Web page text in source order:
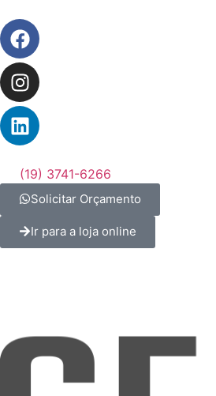
(19) 3741-6266
Solicitar Orçamento
Ir para a loja online